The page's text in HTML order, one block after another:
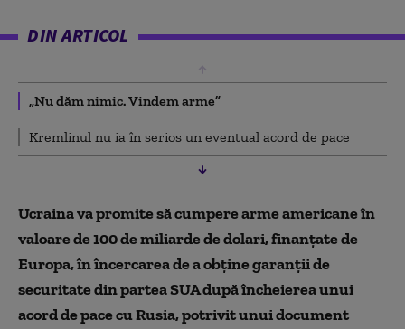
DIN ARTICOL
„Nu dăm nimic. Vindem arme”
Kremlinul nu ia în serios un eventual acord de pace
Ucraina va promite să cumpere arme americane în
valoare de 100 de miliarde de dolari, finanțate de
Europa, în încercarea de a obține garanții de
securitate din partea SUA după încheierea unui
acord de pace cu Rusia, potrivit unui document